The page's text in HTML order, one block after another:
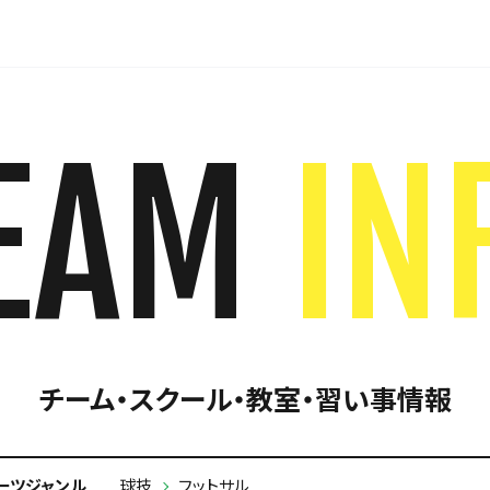
チーム・スクール・教室・習い事情報
ツジャンル 球技 フットサル